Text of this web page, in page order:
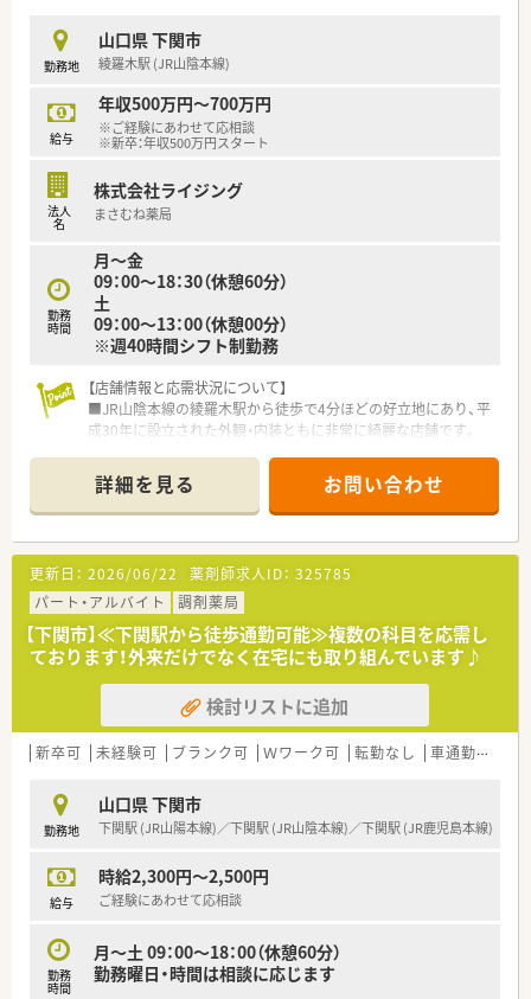
■座り投薬を通じて患者様とのコミュニケーションを深め、一人
ひとりの悩みに寄り添った服薬指導を実践します。
■全店舗平均で10件程度の在宅医療にも対応しており、必要に
応じて訪問指導などに携わる機会もあります。
【やりがい/おすすめポイント】
■「座り投薬」を通じて患者様と深い信頼関係を築くことがで
き、感謝の言葉を直接いただける大きなやりがいがあります。
■調剤の機械化が進んでいるため、業務負担が軽減され、本来の
役割である患者様への服薬指導に集中できる点が魅力です。
ても無理なく安心して働き続けられる環境が整っています。
勤務地
山口県 下関市
綾羅木駅 (JR山陰本線)
給与
年収500万円～700万円
※ご経験にあわせて応相談
※新卒：年収500万円スタート
法人
名
株式会社ライジング
まさむね薬局
勤務
時間
月～金
09：00～18：30（休憩60分）
土
09：00～13：00（休憩00分）
※週40時間シフト制勤務
【店舗情報と応需状況について】
■JR山陰本線の綾羅木駅から徒歩で4分ほどの好立地にあり、平
成30年に設立された外観・内装ともに非常に綺麗な店舗です。
ており、リウマチ科やリハビリ科、眼科なども幅広く対応してい
ます。
■処方箋枚数は1日平均120～130枚で、薬剤師は正社員2名とパ
ート1名、事務員2名の体制にて、協力しながら業務に当たってい
ます。
【募集背景と求める人物像について】
■近隣エリアを含めた体制強化に伴う増員募集であり、現在は特
に50代前半までの薬剤師の方を急募の温度感で受け入れていま
す。
■整形外科メインの処方箋応需に興味があり、患者様一人ひとり
と丁寧に向き合える誠実な人柄の薬剤師を必要としています。
■店舗間のヘルプ体制が整っているため、チームワークを重視
し、周囲のスタッフと円滑に連携を図れる方を高く評価いたしま
【法人特徴について】
■山口県と広島県を中心に45店舗以上の薬局を展開し、介護や
す。
■「誰もが上を向いて希望にあふれる街を作ろう」という理念を
す。
■役員と現場の距離が非常に近く、社長や常務が定期的に店舗を
訪れて直接声をかけてくれる極めて風通しの良い組織文化で
詳細を見る お問い合わせ
更新日： 2026/06/22 薬剤師求人ID： 325785
パート・アルバイト
調剤薬局
【下関市】≪下関駅から徒歩通勤可能≫複数の科目を応需し
ております！外来だけでなく在宅にも取り組んでいます♪
検討リストに追加
新卒可 未経験可 ブランク可 Ｗワーク可 転勤なし 車通勤可
勤務地
山口県 下関市
下関駅 (JR山陽本線)／下関駅 (JR山陰本線)／下関駅 (JR鹿児島本線)
給与
時給2,300円～2,500円
ご経験にあわせて応相談
勤務
時間
月～土 09：00～18：00（休憩60分）
勤務曜日・時間は相談に応じます